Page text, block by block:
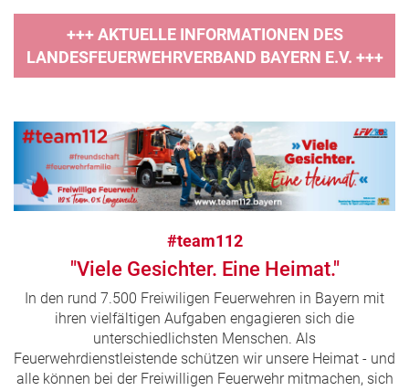
+++ AKTUELLE INFORMATIONEN DES
LANDESFEUERWEHRVERBAND BAYERN E.V. +++
#team112
"Viele Gesichter. Eine Heimat."
In den rund 7.500 Freiwiligen Feuerwehren in Bayern mit
ihren vielfältigen Aufgaben engagieren sich die
unterschiedlichsten Menschen. Als
Feuerwehrdienstleistende schützen wir unsere Heimat - und
alle können bei der Freiwilligen Feuerwehr mitmachen, sich